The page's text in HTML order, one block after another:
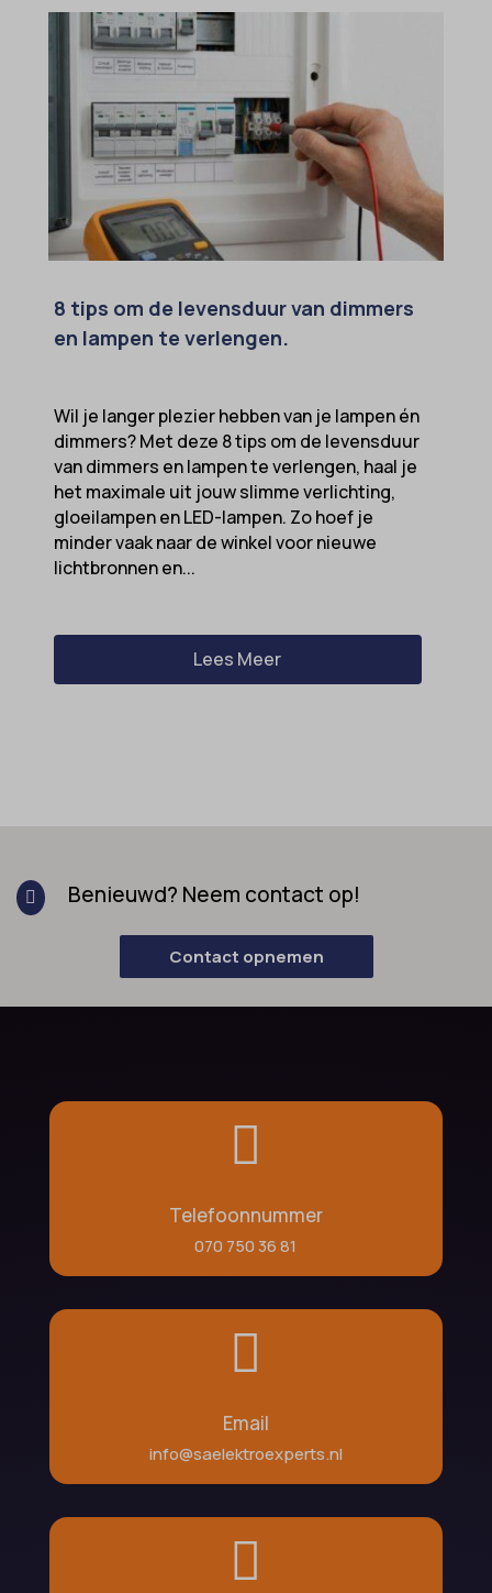
8 tips om de levensduur van dimmers
en lampen te verlengen.
Wil je langer plezier hebben van je lampen én
dimmers? Met deze 8 tips om de levensduur
van dimmers en lampen te verlengen, haal je
het maximale uit jouw slimme verlichting,
gloeilampen en LED-lampen. Zo hoef je
minder vaak naar de winkel voor nieuwe
lichtbronnen en...
Lees Meer
 Benieuwd? Neem contact op!
Contact opnemen

Telefoonnummer
070 750 36 81

Email
info@saelektroexperts.nl
